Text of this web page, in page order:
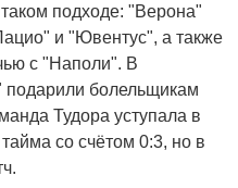
подходе: "Верона"
и "Ювентус", а также
с "Наполи". В
подарили болельщикам
Тудора уступала в
со счётом 0:3, но в